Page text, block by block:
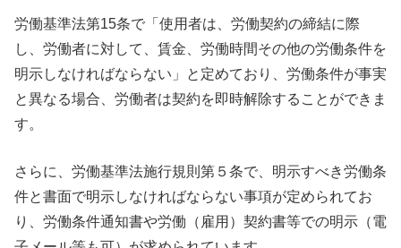
労働基準法第15条で「使用者は、労働契約の締結に際
し、労働者に対して、賃金、労働時間その他の労働条件を
明示しなければならない」と定めており、労働条件が事実
と異なる場合、労働者は契約を即時解除することができま
す。
さらに、労働基準法施行規則第５条で、明示すべき労働条
件と書面で明示しなければならない事項が定められてお
り、労働条件通知書や労働（雇用）契約書等での明示（電